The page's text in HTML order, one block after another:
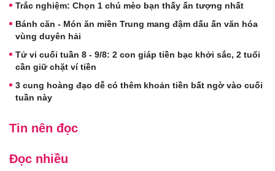
Trắc nghiệm: Chọn 1 chú mèo bạn thấy ấn tượng nhất
Bánh căn - Món ăn miền Trung mang đậm dấu ấn văn hóa
vùng duyên hải
Tử vi cuối tuần 8 - 9/8: 2 con giáp tiền bạc khởi sắc, 2 tuổi
cần giữ chặt ví tiền
3 cung hoàng đạo dễ có thêm khoản tiền bất ngờ vào cuối
tuần này
Tin nên đọc
Đọc nhiều